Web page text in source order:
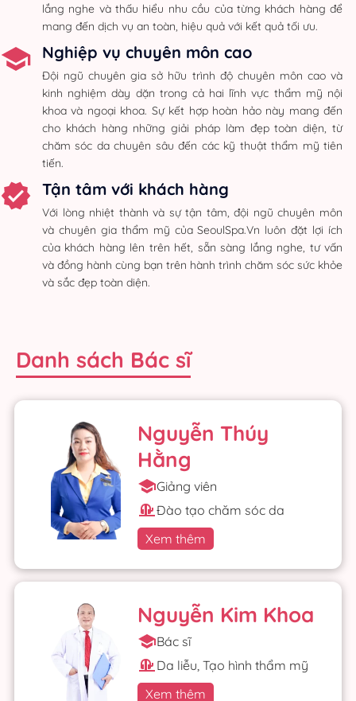
lắng nghe và thấu hiểu nhu cầu của từng khách hàng để
mang đến dịch vụ an toàn, hiệu quả với kết quả tối ưu.
Nghiệp vụ chuyên môn cao
Đội ngũ chuyên gia sở hữu trình độ chuyên môn cao và
kinh nghiệm dày dặn trong cả hai lĩnh vực thẩm mỹ nội
khoa và ngoại khoa. Sự kết hợp hoàn hảo này mang đến
cho khách hàng những giải pháp làm đẹp toàn diện, từ
chăm sóc da chuyên sâu đến các kỹ thuật thẩm mỹ tiên
tiến.
Tận tâm với khách hàng
Với lòng nhiệt thành và sự tận tâm, đội ngũ chuyên môn
và chuyên gia thẩm mỹ của SeoulSpa.Vn luôn đặt lợi ích
của khách hàng lên trên hết, sẵn sàng lắng nghe, tư vấn
và đồng hành cùng bạn trên hành trình chăm sóc sức khỏe
và sắc đẹp toàn diện.
Danh sách Bác sĩ
Nguyễn Thúy
Hằng
Giảng viên
Đào tạo chăm sóc da
Xem thêm
Nguyễn Kim Khoa
Bác sĩ
Da liễu, Tạo hình thẩm mỹ
Xem thêm